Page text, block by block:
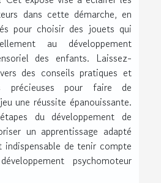
dans cette démarche, en
pour choisir des jouets qui
au développement
des enfants. Laissez-
des conseils pratiques et
précieuses pour faire de
une réussite épanouissante.
du développement de
un apprentissage adapté
de tenir compte
psychomoteur